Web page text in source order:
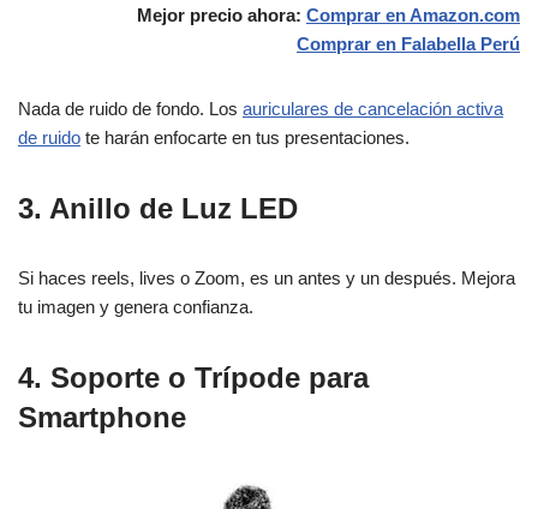
Mejor precio ahora: Comprar en Amazon.com
Comprar en Falabella Perú
Nada de ruido de fondo. Los auriculares de cancelación activa
de ruido te harán enfocarte en tus presentaciones.
3. Anillo de Luz LED
Si haces reels, lives o Zoom, es un antes y un después. Mejora
tu imagen y genera confianza.
4. Soporte o Trípode para
Smartphone